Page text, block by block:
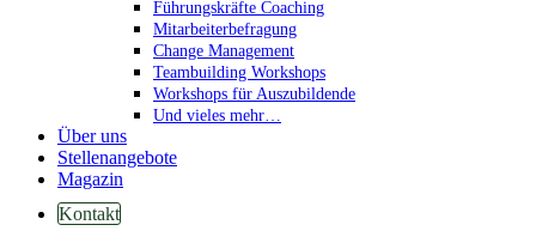
Führungskräfte Coaching
Mitarbeiterbefragung
Change Management
Teambuilding Workshops
Workshops für Auszubildende
Und vieles mehr…
Über uns
Stellenangebote
Magazin
Kontakt